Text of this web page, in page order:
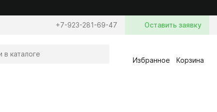
+7-923-281-69-47 Оставить заявку
Избранное Корзина